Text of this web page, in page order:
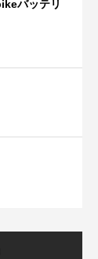
バッテリ